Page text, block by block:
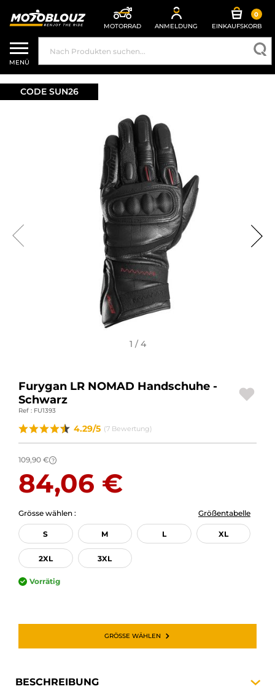
MOTORRAD ANMELDUNG
0
EINKAUFSKORB
DE | EUR € — ÄNDERN
MARKEN
KONTAKTIEREN SIE UNS
MENÜ
CODE SUN26
1 / 4
Furygan LR NOMAD Handschuhe -
Schwarz
Ref : FU1393
4.29/5 (7 Bewertung)
109,90 € ?
84,06 €
Grösse wählen : Größentabelle
S M L XL
2XL 3XL
Vorrätig
GRÖSSE WÄHLEN
BESCHREIBUNG